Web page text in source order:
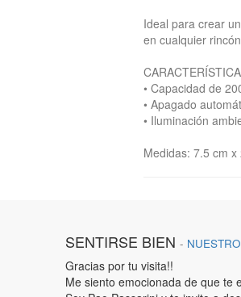
Ideal para crear
en cualquier
• Capacidad de
• Apagado
• Iluminación
Medidas: 7.5 cm
SENTIRSE BIEN -
Gracias por tu visita!!
Me siento emocionada de que te